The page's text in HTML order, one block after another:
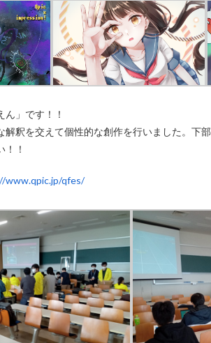
」です！！
解釈を交えて個性的な創作を行いました。下
！
www.qpic.jp/qfes/